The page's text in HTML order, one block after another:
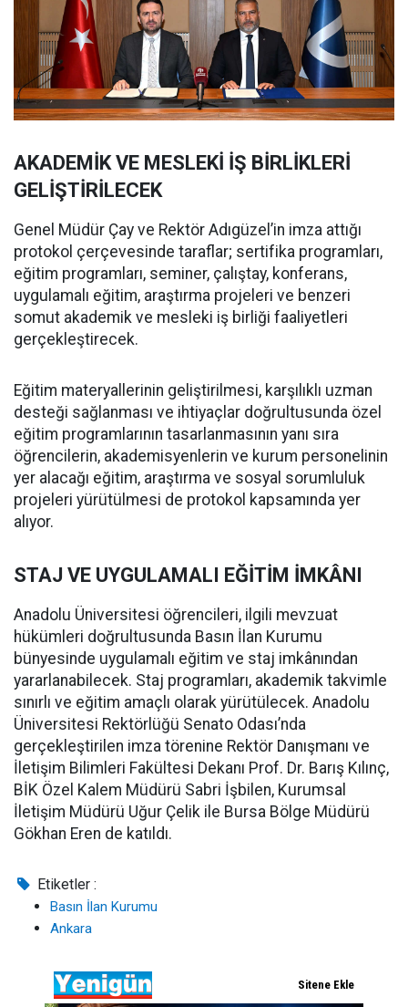
AKADEMİK VE MESLEKİ İŞ BİRLİKLERİ
GELİŞTİRİLECEK
Genel Müdür Çay ve Rektör Adıgüzel’in imza attığı
protokol çerçevesinde taraflar; sertifika programları,
eğitim programları, seminer, çalıştay, konferans,
uygulamalı eğitim, araştırma projeleri ve benzeri
somut akademik ve mesleki iş birliği faaliyetleri
gerçekleştirecek.
Eğitim materyallerinin geliştirilmesi, karşılıklı uzman
desteği sağlanması ve ihtiyaçlar doğrultusunda özel
eğitim programlarının tasarlanmasının yanı sıra
öğrencilerin, akademisyenlerin ve kurum personelinin
yer alacağı eğitim, araştırma ve sosyal sorumluluk
projeleri yürütülmesi de protokol kapsamında yer
alıyor.
STAJ VE UYGULAMALI EĞİTİM İMKÂNI
Anadolu Üniversitesi öğrencileri, ilgili mevzuat
hükümleri doğrultusunda Basın İlan Kurumu
bünyesinde uygulamalı eğitim ve staj imkânından
yararlanabilecek. Staj programları, akademik takvimle
sınırlı ve eğitim amaçlı olarak yürütülecek. Anadolu
Üniversitesi Rektörlüğü Senato Odası’nda
gerçekleştirilen imza törenine Rektör Danışmanı ve
İletişim Bilimleri Fakültesi Dekanı Prof. Dr. Barış Kılınç,
BİK Özel Kalem Müdürü Sabri İşbilen, Kurumsal
İletişim Müdürü Uğur Çelik ile Bursa Bölge Müdürü
Gökhan Eren de katıldı.
Etiketler :
Basın İlan Kurumu
Ankara